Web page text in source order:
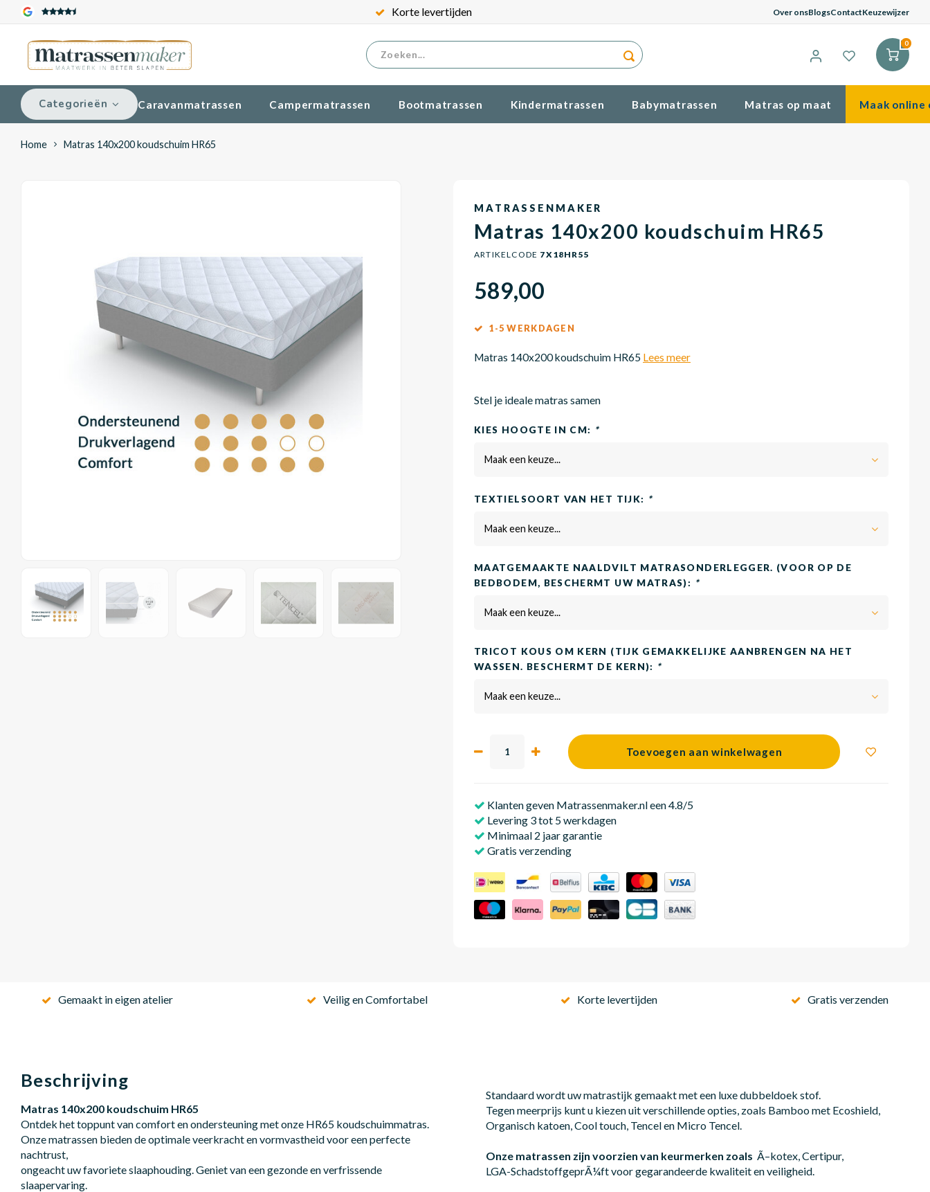
Korte levertijden Over onsBlogsContactKeuzewijzer
0
Categorieën Caravanmatrassen Campermatrassen Bootmatrassen Kindermatrassen Babymatrassen Matras op maat Maak online
Home Matras 140x200 koudschuim HR65
MATRASSENMAKER
Matras 140x200 koudschuim HR65
ARTIKELCODE 7X18HR55
589,00
1-5 WERKDAGEN
Matras 140x200 koudschuim HR65 Lees meer
Stel je ideale matras samen
KIES HOOGTE IN CM: *
Maak een keuze...
TEXTIELSOORT VAN HET TIJK: *
Maak een keuze...
MAATGEMAAKTE NAALDVILT MATRASONDERLEGGER. (VOOR OP DE
BEDBODEM, BESCHERMT UW MATRAS): *
Maak een keuze...
TRICOT KOUS OM KERN (TIJK GEMAKKELIJKE AANBRENGEN NA HET
WASSEN. BESCHERMT DE KERN): *
Maak een keuze...
Toevoegen aan winkelwagen
Klanten geven Matrassenmaker.nl een 4.8/5
Levering 3 tot 5 werkdagen
Minimaal 2 jaar garantie
Gratis verzending
Gemaakt in eigen atelier Veilig en Comfortabel Korte levertijden Gratis verzenden
Beschrijving
Matras 140x200 koudschuim HR65
Ontdek het toppunt van comfort en ondersteuning met onze HR65 koudschuimmatras.
Onze matrassen bieden de optimale veerkracht en vormvastheid voor een perfecte
nachtrust,
ongeacht uw favoriete slaaphouding. Geniet van een gezonde en verfrissende
slaapervaring.
Standaard wordt uw matrastijk gemaakt met een luxe dubbeldoek stof.
Tegen meerprijs kunt u kiezen uit verschillende opties, zoals Bamboo met Ecoshield,
Organisch katoen, Cool touch, Tencel en Micro Tencel.
Onze matrassen zijn voorzien van keurmerken zoals Ã–kotex, Certipur,
LGA-SchadstoffgeprÃ¼ft voor gegarandeerde kwaliteit en veiligheid.